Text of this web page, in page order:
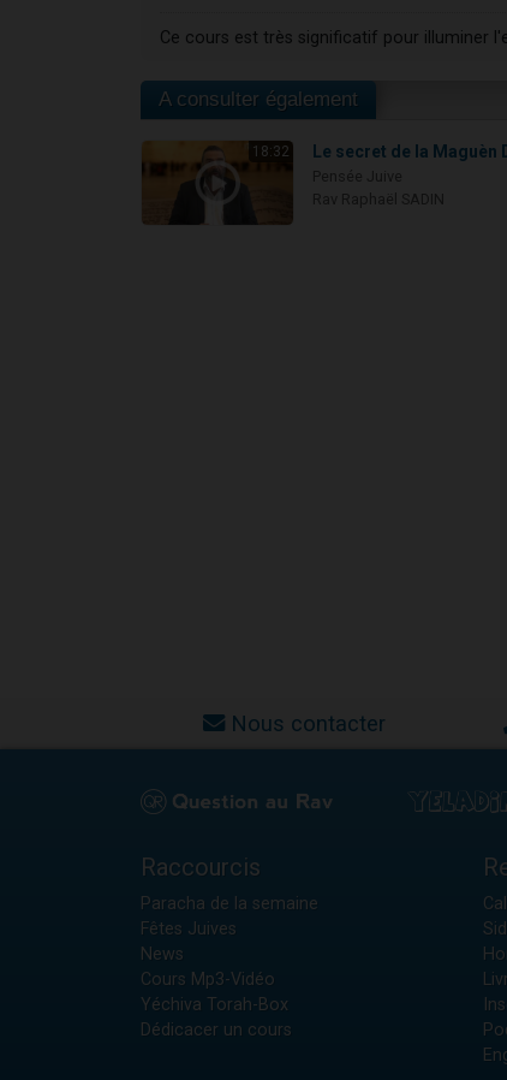
Ce cours est très significatif pour illuminer
A consulter également
18:32 Le secret de la Maguèn
Nous contacter
Raccourcis
Paracha de la semaine
Fêtes Juives
News
Cours Mp3-Vidéo
Yéchiva Torah-Box
Dédicacer un cours